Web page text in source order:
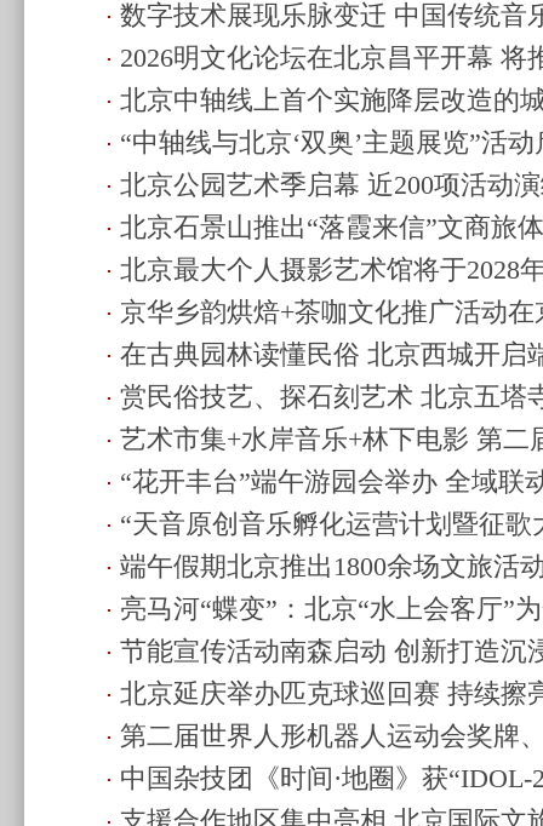
再升级(2026.7.9 20:19)
数字技术展现乐脉变迁 中国传统音
开幕(2026.7.9 20:17)
2026明文化论坛在北京昌平开幕 将
园规划落地(2026.7.4 22:17)
北京中轴线上首个实施降层改造的
开放(2026.7.4 10:13)
“中轴线与北京‘双奥’主题展览”活
展融合品牌(2026.7.2 10:47)
北京公园艺术季启幕 近200项活动
(2026.7.1 10:42)
北京石景山推出“落霞来信”文商旅
城市特色名片(2026.6.30 08:10)
北京最大个人摄影艺术馆将于2028
(2026.6.25 10:57)
京华乡韵烘焙+茶咖文化推广活动
消费场景 (2026.6.21 11:39)
在古典园林读懂民俗 北京西城开启
动 (2026.6.21 11:34)
赏民俗技艺、探石刻艺术 北京五塔
举办 (2026.6.21 11:32)
艺术市集+水岸音乐+林下电影 第二
节举办(2026.6.20 22:03)
“花开丰台”端午游园会举办 全域联
新体验(2026.6.20 17:34)
“天音原创音乐孵化运营计划暨征歌
(2026.6.20 14:55)
端午假期北京推出1800余场文旅活
文化体验(2026.6.18 10:09)
亮马河“蝶变”：北京“水上会客厅”
贡献“东方智慧”(2026.6.16 22:44)
节能宣传活动南森启动 创新打造沉
(2026.6.15 22:32)
北京延庆举办匹克球巡回赛 持续擦
片(2026.6.15 16:29)
第二届世界人形机器人运动会奖牌
(2026.6.13 09:12)
中国杂技团《时间·地圈》获“IDOL-